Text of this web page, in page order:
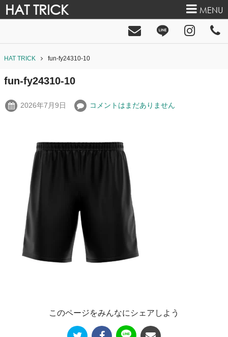
HAT TRICK MENU
HAT TRICK fun-fy24310-10
fun-fy24310-10
2026年7月9日 コメントはまだありません
このページをみんなにシェアしよう